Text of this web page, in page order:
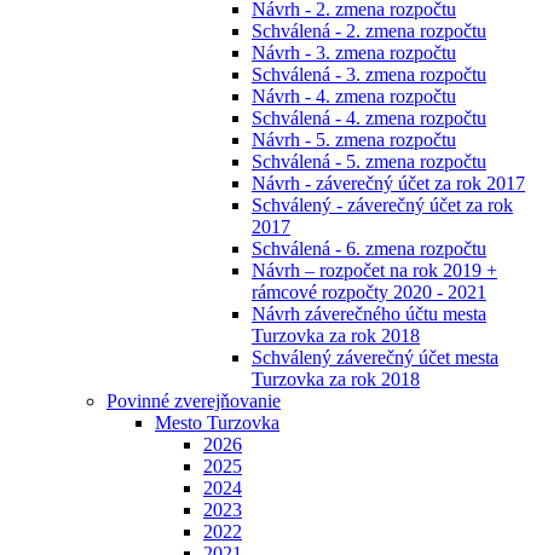
Návrh - 2. zmena rozpočtu
Schválená - 2. zmena rozpočtu
Návrh - 3. zmena rozpočtu
Schválená - 3. zmena rozpočtu
Návrh - 4. zmena rozpočtu
Schválená - 4. zmena rozpočtu
Návrh - 5. zmena rozpočtu
Schválená - 5. zmena rozpočtu
Návrh - záverečný účet za rok 2017
Schválený - záverečný účet za rok
2017
Schválená - 6. zmena rozpočtu
Návrh – rozpočet na rok 2019 +
rámcové rozpočty 2020 - 2021
Návrh záverečného účtu mesta
Turzovka za rok 2018
Schválený záverečný účet mesta
Turzovka za rok 2018
Povinné zverejňovanie
Mesto Turzovka
2026
2025
2024
2023
2022